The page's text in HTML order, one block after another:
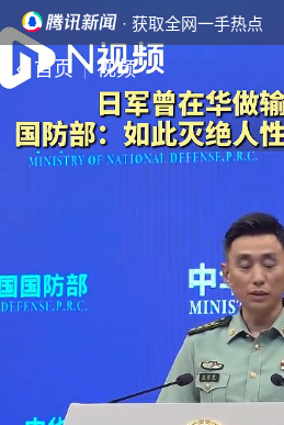
· 获取全网一手热点
首页 视频